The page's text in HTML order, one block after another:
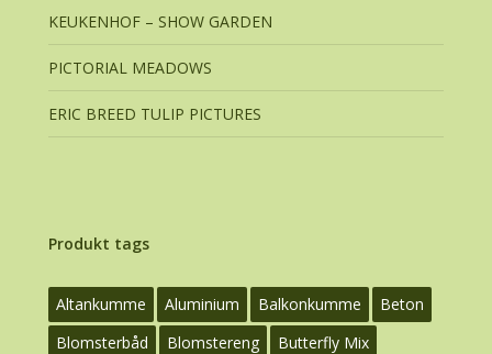
KEUKENHOF – SHOW GARDEN
PICTORIAL MEADOWS
ERIC BREED TULIP PICTURES
Produkt tags
Altankumme Aluminium Balkonkumme
Beton
Blomsterbåd
Blomstereng
Butterfly Mix